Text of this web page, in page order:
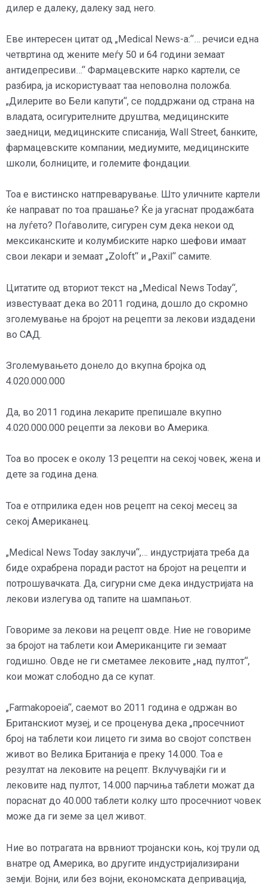
дилер е далеку, далеку зад него.
Еве интересен цитат од „Medical News-а:“… речиси една
четвртина од жените меѓу 50 и 64 години земаат
антидепресиви…“ Фармацевските нарко картели, се
разбира, ја искористуваат таа неповолна положба.
„Дилерите во Бели капути“, се поддржани од страна на
владата, осигурителните друштва, медицинските
заедници, медицинските списанија, Wall Street, банките,
фармацевските компании, медиумите, медицинските
школи, болниците, и големите фондации.
Тоа е вистинско натпреварување. Што уличните картели
ќе направат по тоа прашање? Ќе ја угаснат продажбата
на луѓето? Поѓаволите, сигурен сум дека некои од
мексиканските и колумбиските нарко шефови имаат
свои лекари и земаат „Zoloft“ и „Paxil“ самите.
Цитатите од вториот текст на „Medical News Today“,
известуваат дека во 2011 година, дошло до скромно
зголемување на бројот на рецепти за лекови издадени
во САД.
Зголемувањето донело до вкупна бројка од
4.020.000.000
Да, во 2011 година лекарите препишале вкупно
4.020.000.000 рецепти за лекови во Америка.
Тоа во просек е околу 13 рецепти на секој човек, жена и
дете за година дена.
Тоа е отприлика еден нов рецепт на секој месец за
секој Американец.
„Medical News Today заклучи“,… индустријата треба да
биде охрабрена поради растот на бројот на рецепти и
потрошувачката. Да, сигурни сме дека индустријата на
лекови излегува од тапите на шампањот.
Говориме за лекови на рецепт овде. Ние не говориме
за бројот на таблети кои Американците ги земаат
годишно. Овде не ги сметамее лековите „над пултот“,
кои можат слободно да се купат.
„Farmakopoeia“, саемот во 2011 година е одржан во
Британскиот музеј, и се проценува дека „просечниот
број на таблети кои лицето ги зима во својот сопствен
живот во Велика Британија е преку 14.000. Тоа е
резултат на лековите на рецепт. Вклучувајќи ги и
лековите над пултот, 14.000 парчиња таблети можат да
пораснат до 40.000 таблети колку што просечниот човек
може да ги земе за цел живот.
Ние во потрагата на врвниот тројански коњ, кој трули од
внатре од Америка, во другите индустријализирани
земји. Војни, или без војни, економската депривација,